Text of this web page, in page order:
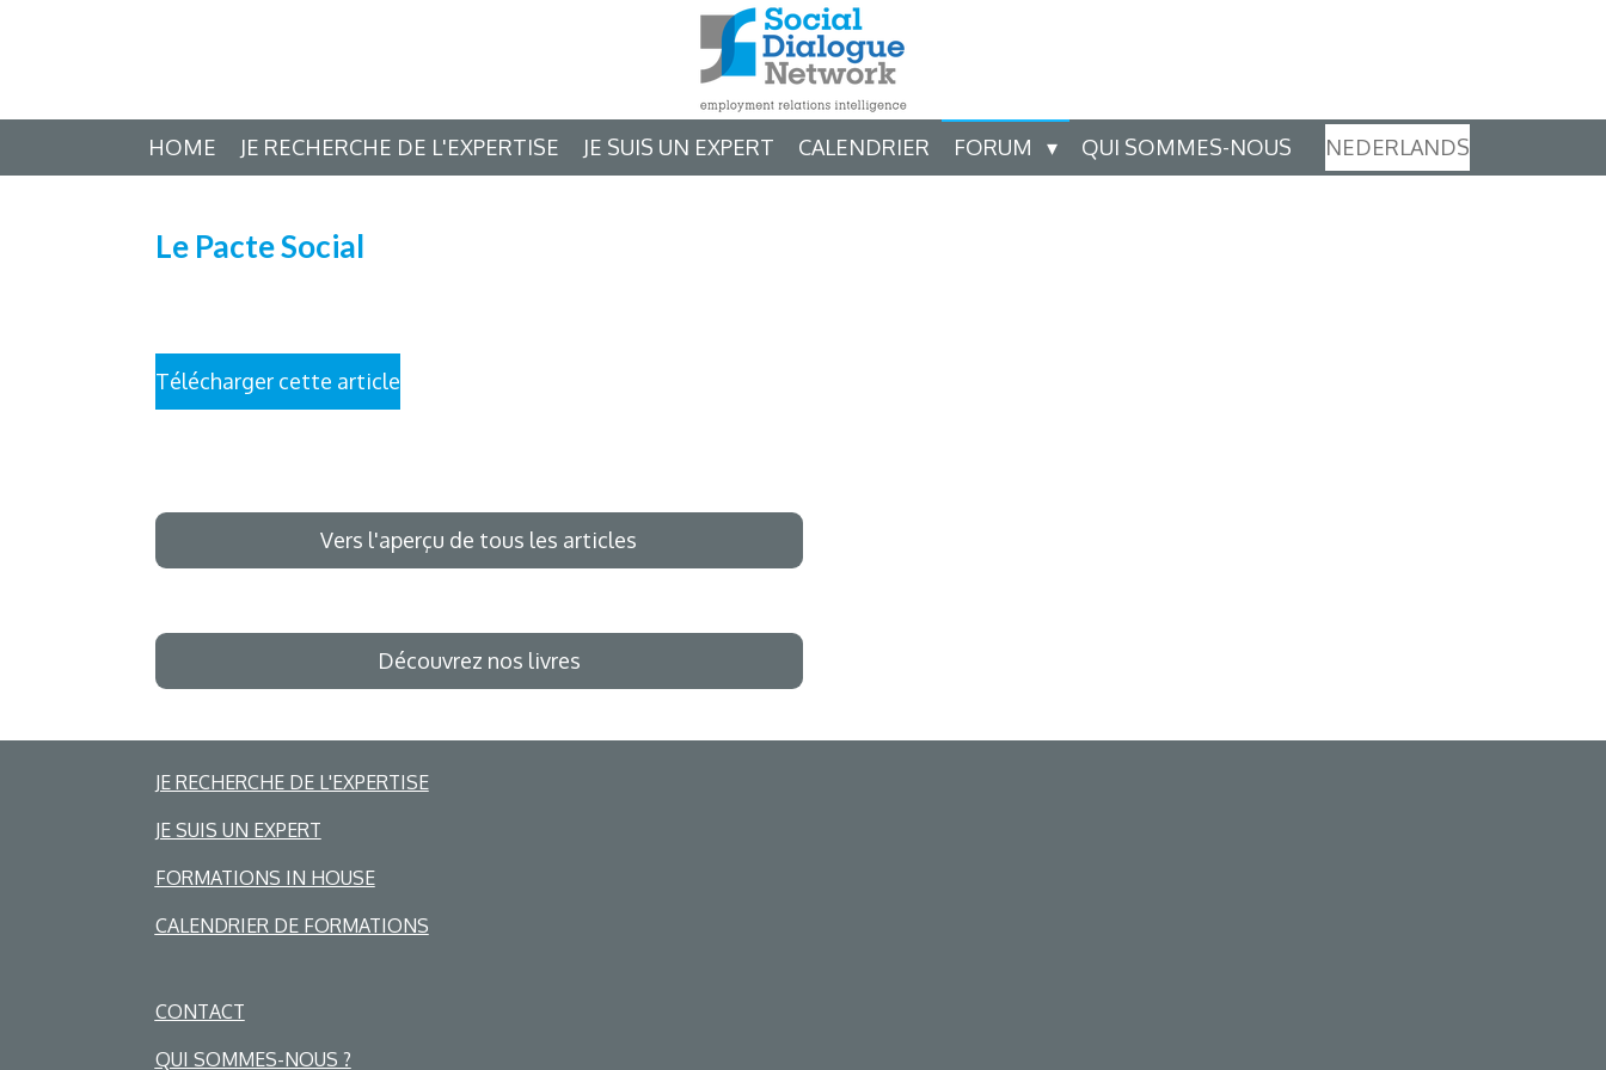
principal
HOME JE RECHERCHE DE L'EXPERTISE JE SUIS UN EXPERT CALENDRIER FORUM QUI SOMMES-NOUS NEDERLANDS
Le Pacte Social
Télécharger cette article
Vers l'aperçu de tous les articles
Découvrez nos livres
JE RECHERCHE DE L'EXPERTISE
JE SUIS UN EXPERT
FORMATIONS IN HOUSE
CALENDRIER DE FORMATIONS
CONTACT
QUI SOMMES-NOUS ?